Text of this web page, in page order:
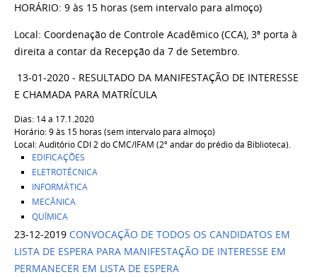
HORÁRIO: 9 às 15 horas (sem intervalo para almoço)
Local: Coordenação de Controle Acadêmico (CCA), 3ª porta à
direita a contar da Recepção da 7 de Setembro.
13-01-2020 - RESULTADO DA MANIFESTAÇÃO DE INTERESSE
E CHAMADA PARA MATRÍCULA
Dias: 14 a 17.1.2020
Horário: 9 às 15 horas (sem intervalo para almoço)
Local: Auditório CDI 2 do CMC/IFAM (2º andar do prédio da Biblioteca).
EDIFICAÇÕES
ELETROTÉCNICA
INFORMÁTICA
MECÂNICA
QUÍMICA
23-12-2019 CONVOCAÇÃO DE TODOS OS CANDIDATOS EM
LISTA DE ESPERA PARA MANIFESTAÇÃO DE INTERESSE EM
PERMANECER EM LISTA DE ESPERA